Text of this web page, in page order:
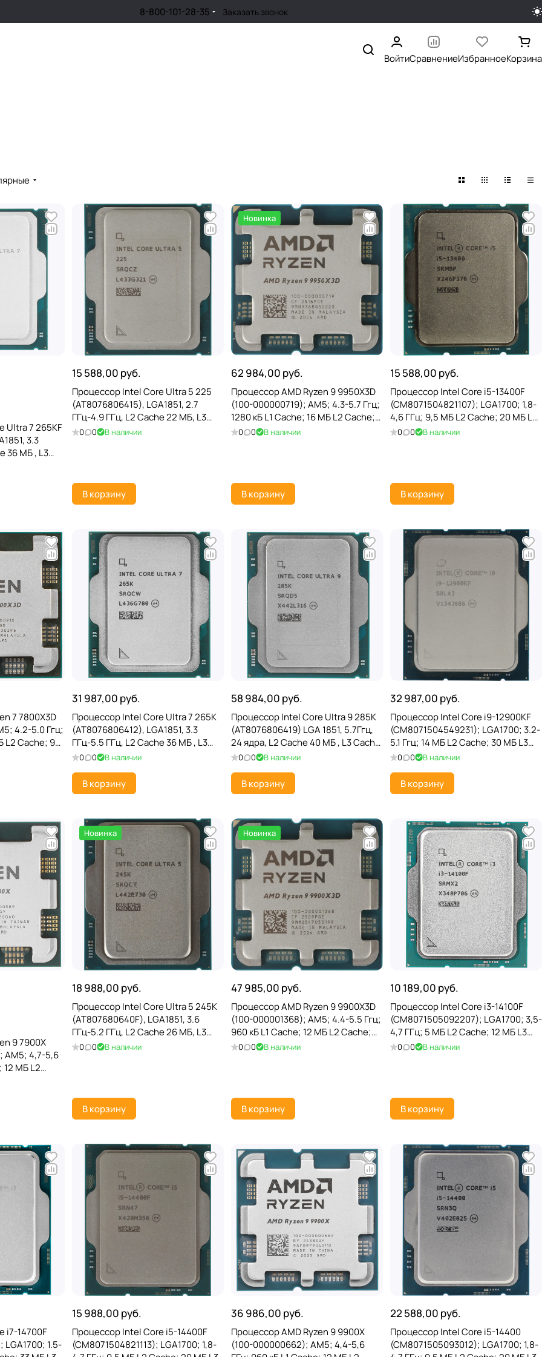
8-800-101-28-35 Заказать звонок
ВойтиСравнениеИзбранноеКорзина
Ultra 7 265KF
3.3
36 МБ , L3
Lake-S,
15 588,00 руб.
Процессор Intel Core Ultra 5 225
(AT8076806415), LGA1851, 2.7
ГГц-4.9 ГГц, L2 Cache 22 МБ, L3
Cache 20 МБ, Arrow Lake, Intel
0 0 В наличии
В корзину
Новинка
62 984,00 руб.
Процессор AMD Ryzen 9 9950X3D
(100-000000719); AM5; 4.3-5.7 Ггц;
1280 кБ L1 Cache; 16 МБ L2 Cache;
128 МБ L3 Cache; Granite Ridge;
0 0 В наличии
В корзину
15 588,00 руб.
Процессор Intel Core i5-13400F
(CM8071504821107); LGA1700; 1,8-
4,6 ГГц; 9,5 МБ L2 Cache; 20 МБ L3
Cache; Raptor Lake; Intel 7; TRAY
0 0 В наличии
В корзину
7 7800X3D
4.2-5.0 Ггц;
L2 Cache; 96
AMD Radeon
31 987,00 руб.
Процессор Intel Core Ultra 7 265K
(AT8076806412), LGA1851, 3.3
ГГц-5.5 ГГц, L2 Cache 36 МБ , L3
Cache 30 МБ, Intel Arrow Lake-S,
0 0 В наличии
В корзину
58 984,00 руб.
Процессор Intel Core Ultra 9 285K
(AT8076806419) LGA 1851, 5.7Ггц,
24 ядра, L2 Cache 40 МБ , L3 Cache
36 МБ, Arrow Lake-S, Intel Xe
0 0 В наличии
В корзину
32 987,00 руб.
Процессор Intel Core i9-12900KF
(CM8071504549231); LGA1700; 3.2-
5.1 Ггц; 14 МБ L2 Cache; 30 МБ L3
Cache; Alder Lake; Intel 7; TRAY
0 0 В наличии
В корзину
9 7900X
AM5; 4,7-5,6
12 МБ L2
Raphael;
Новинка
18 988,00 руб.
Процессор Intel Core Ultra 5 245K
(AT807680640F), LGA1851, 3.6
ГГц-5.2 ГГц, L2 Cache 26 МБ, L3
Cache 24 МБ, Arrow Lake, Intel
0 0 В наличии
В корзину
Новинка
47 985,00 руб.
Процессор AMD Ryzen 9 9900X3D
(100-000001368); AM5; 4.4-5.5 Ггц;
960 кБ L1 Cache; 12 МБ L2 Cache;
128 МБ L3 Cache; Granite Ridge;
0 0 В наличии
В корзину
10 189,00 руб.
Процессор Intel Core i3-14100F
(CM8071505092207); LGA1700; 3,5-
4,7 ГГц; 5 МБ L2 Cache; 12 МБ L3
Cache; Raptor Lake; 10 нм; TRAY
0 0 В наличии
В корзину
i7-14700F
LGA1700; 1.5-
15 988,00 руб.
Процессор Intel Core i5-14400F
(CM8071504821113); LGA1700; 1,8-
36 986,00 руб.
Процессор AMD Ryzen 9 9900X
(100-000000662); AM5; 4,4-5,6
22 588,00 руб.
Процессор Intel Core i5-14400
(CM8071505093012); LGA1700; 1,8-